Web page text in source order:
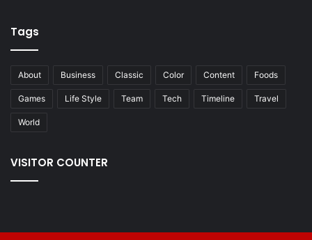
Tags
About Business Classic Color Content Foods
Games Life Style Team Tech Timeline Travel
World
VISITOR COUNTER